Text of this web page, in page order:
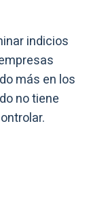
indicios
más en los
no tiene